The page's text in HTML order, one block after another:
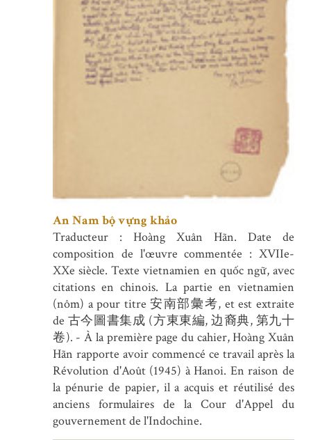
An Nam bộ vựng khảo
Traducteur : Hoàng Xuân Hãn. Date de
composition de l'œuvre commentée : XVIIe-
XXe siècle. Texte vietnamien en quốc ngữ, avec
citations en chinois. La partie en vietnamien
(nôm) a pour titre 安南部彙考, et est extraite
de 古今圖書集成 (方東東編, 边裔典, 第九十
卷). - À la première page du cahier, Hoàng Xuân
Hãn rapporte avoir commencé ce travail après la
Révolution d'Août (1945) à Hanoi. En raison de
la pénurie de papier, il a acquis et réutilisé des
anciens formulaires de la Cour d'Appel du
gouvernement de l'Indochine.